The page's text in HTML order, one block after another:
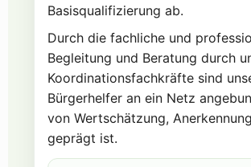
Basisqualifizierung ab.
Durch die fachliche und
Begleitung und Beratung durch
Koordinationsfachkräfte sind
Bürgerhelfer an ein Netz
von Wertschätzung,
geprägt ist.